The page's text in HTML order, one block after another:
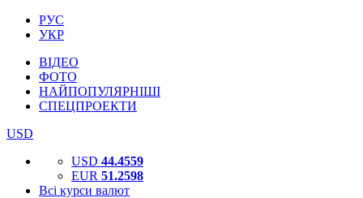
РУС
УКР
ВІДЕО
ФОТО
НАЙПОПУЛЯРНІШІ
СПЕЦПРОЕКТИ
USD
USD 44.4559
EUR 51.2598
Всі курси валют